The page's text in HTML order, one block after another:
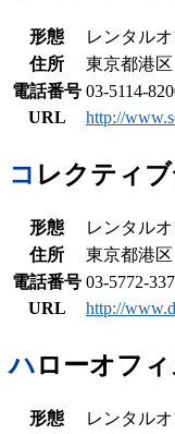
形態
レンタル
住所
東京都港区
電話番号 03-5114-
URL
http://
コレクティ
形態
レンタル
住所
東京都港区
電話番号 03-5772-
URL
http://
ハローオフ
形態
レンタル